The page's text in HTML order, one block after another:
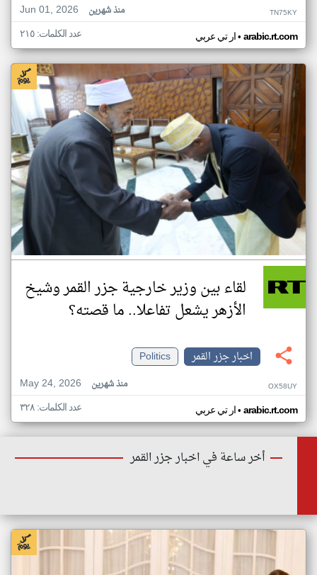
Jun 01, 2026
منذ شهرين TN75KY
ار تي عربي• arabic.rt.com عدد الكلمات: ٢١٥
لقاء بين وزير خارجية جزر القمر وشيخ
الأزهر يشعل تفاعلا.. ما قصته؟
اخبار جزر القمر
Politics
May 24, 2026
منذ شهرين OX58UY
ار تي عربي• arabic.rt.com عدد الكلمات: ٣٢٨
أخر ساعة في اخبار جزر القمر